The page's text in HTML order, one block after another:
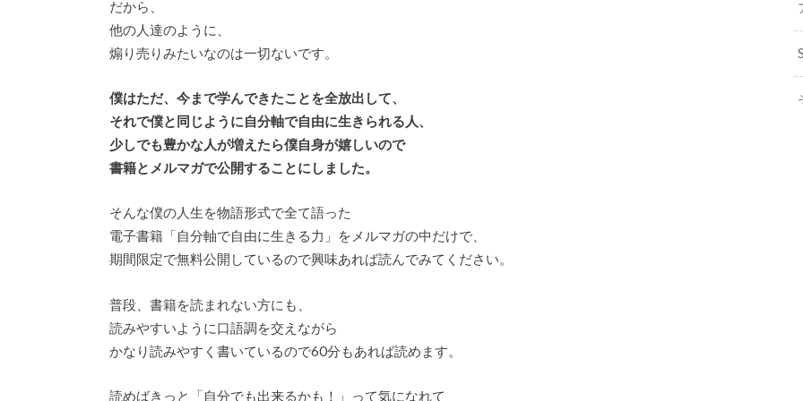
だから、
他の人達のように、
煽り売りみたいなのは一切ないです。
僕はただ、今まで学んできたことを全放出して、
それで僕と同じように自分軸で自由に生きられる人、
少しでも豊かな人が増えたら僕自身が嬉しいので
書籍とメルマガで公開することにしました。
そんな僕の人生を物語形式で全て語った
電子書籍「自分軸で自由に生きる力」をメルマガの中だけで、
期間限定で無料公開しているので興味あれば読んでみてください。
普段、書籍を読まれない方にも、
読みやすいように口語調を交えながら
かなり読みやすく書いているので60分もあれば読めます。
読めばきっと「自分でも出来るかも！」って気になれて